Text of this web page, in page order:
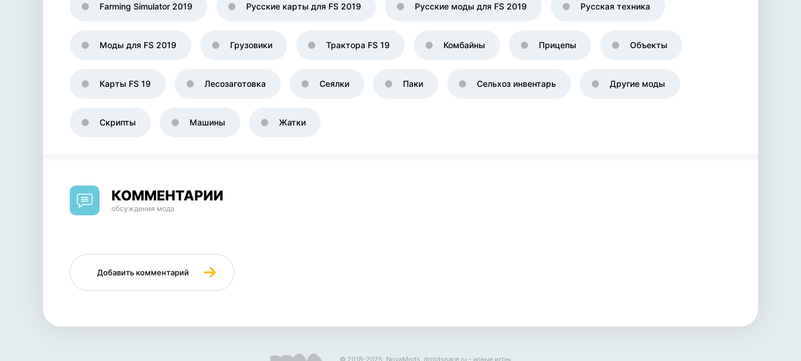
Farming Simulator 2019 Русские карты для FS 2019 Русские моды для FS 2019 Русская техника
Моды для FS 2019 Грузовики Трактора FS 19 Комбайны Прицепы Объекты
Карты FS 19 Лесозаготовка Сеялки Паки Сельхоз инвентарь Другие моды
Скрипты Машины Жатки
КОММЕНТАРИИ
обсуждения мода
Добавить комментарий
© 2018-2025, NovaMods. droidspace.ru - новые игры.